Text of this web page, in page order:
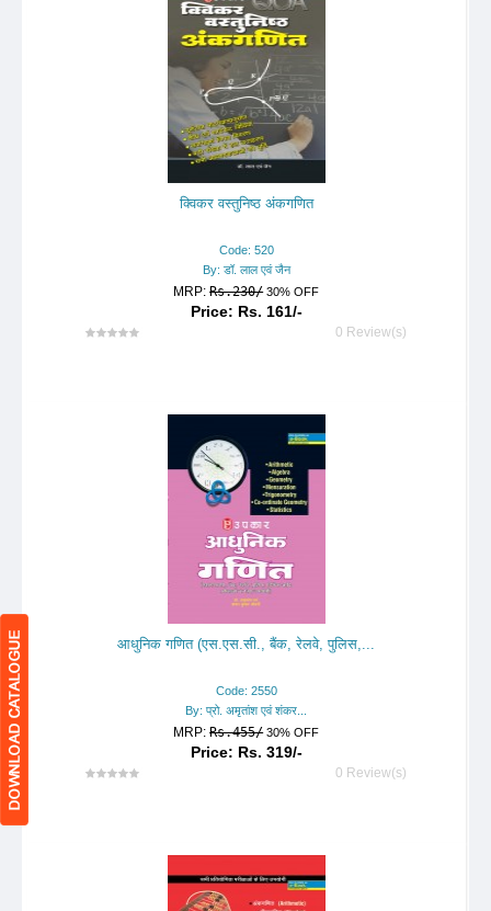
क्विकर वस्तुनिष्ठ अंकगणित
Code: 520
By: डॉ. लाल एवं जैन
MRP:Rs.230/ 30% OFF
Price: Rs. 161/-
0 Review(s)
आधुनिक गणित (एस.एस.सी., बैंक, रेलवे, पुलिस,...
Code: 2550
By: प्रो. अमृतांश एवं शंकर...
MRP:Rs.455/ 30% OFF
Price: Rs. 319/-
0 Review(s)